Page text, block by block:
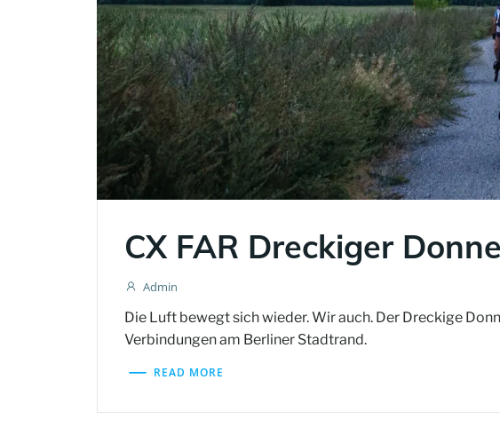
CX FAR Dreckiger
Admin
Die Luft bewegt sich wieder. Wir auch. Der Dreckige
Verbindungen am Berliner Stadtrand.
READ MORE